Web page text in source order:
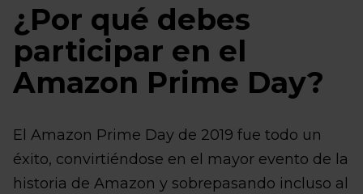
¿Por qué debes
participar en el
Amazon Prime Day?
El Amazon Prime Day de 2019 fue todo un
éxito, convirtiéndose en el mayor evento de la
historia de Amazon y sobrepasando incluso al